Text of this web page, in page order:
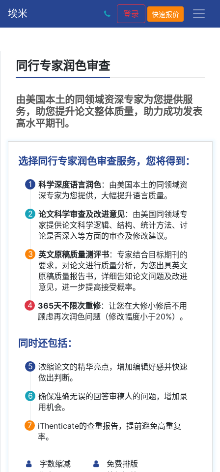
埃米 登录 快速报价
同行专家润色审查
由美国本土的同领域资深专家为您提供服
务，助您提升论文整体质量，助力成功发表
高水平期刊。
选择同行专家润色审查服务，您将得到：
1 科学深度语言润色：由美国本土的同领域资
深专家为您提供，大幅提升语言质量。
2 论文科学审查及改进意见：由美国同领域专
家提供论文科学逻辑、结构、统计方法、讨
论是否深入等方面的审查及修改建议。
3
英文原稿质量测评书：专家结合目标期刊的
要求，对论文进行质量分析，为您出具英文
原稿质量报告书，详细告知论文问题及改进
意见，进一步提高接受概率。
4
365天不限次重修：让您在大修小修后不用
顾虑再次润色问题（修改幅度小于20%）。
同时还包括：
5 浓缩论文的精华亮点，增加编辑好感并快速
做出判断。
6 确保准确无误的回答审稿人的问题，增加录
用机会。
7
iThenticate的查重报告，提前避免高重复
率。
字数缩减
免费排版